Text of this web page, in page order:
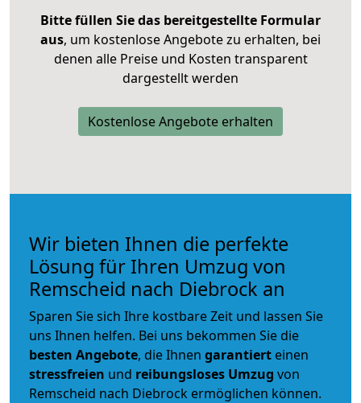
Bitte füllen Sie das bereitgestellte Formular
aus, um kostenlose Angebote zu erhalten, bei
denen alle Preise und Kosten transparent
dargestellt werden
Kostenlose Angebote erhalten
Wir bieten Ihnen die perfekte
Lösung für Ihren Umzug von
Remscheid nach Diebrock an
Sparen Sie sich Ihre kostbare Zeit und lassen Sie
uns Ihnen helfen. Bei uns bekommen Sie die
besten Angebote, die Ihnen garantiert einen
stressfreien und reibungsloses Umzug von
Remscheid nach Diebrock ermöglichen können.